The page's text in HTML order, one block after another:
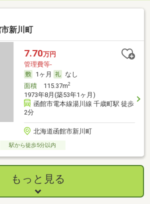
新川町
7.70万円
管理費等-
1ヶ月
なし
面積115.37m2
1973年8月(築53年1ヶ月)
函館市電本線湯川線 千歳町駅 徒歩
2分
北海道函館市新川町
駅から徒歩5分以内
もっと見る